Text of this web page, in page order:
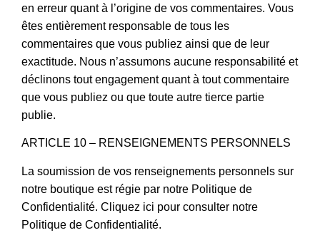
en erreur quant à l’origine de vos commentaires. Vous
êtes entièrement responsable de tous les
commentaires que vous publiez ainsi que de leur
exactitude. Nous n’assumons aucune responsabilité et
déclinons tout engagement quant à tout commentaire
que vous publiez ou que toute autre tierce partie
publie.
ARTICLE 10 – RENSEIGNEMENTS PERSONNELS
La soumission de vos renseignements personnels sur
notre boutique est régie par notre Politique de
Confidentialité. Cliquez ici pour consulter notre
Politique de Confidentialité.